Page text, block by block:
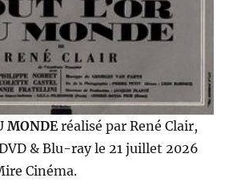
MONDEréalisé par René Clair,
& Blu-ray le 21 juillet 2026
Cinéma.